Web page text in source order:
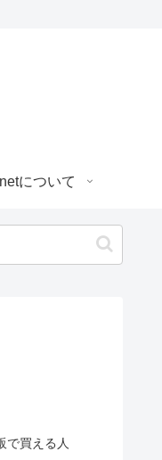
について
で買える人